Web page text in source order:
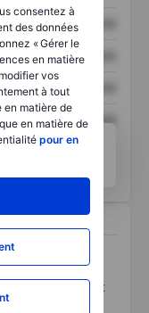
consentez à
des données
« Gérer le
en matière
vos
à tout
en matière de
en matière de
pour en
XXXXXXX
XXXXXXX
XXXXXXX
XXXXXXX
outils
participations
faisant
leur